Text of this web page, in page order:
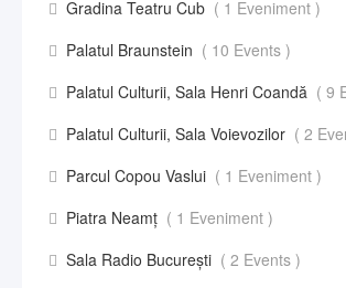
Gradina Teatru Cub ( 1 Eveniment )
Palatul Braunstein ( 10 Events )
Palatul Culturii, Sala Henri Coandă ( 9
Palatul Culturii, Sala Voievozilor ( 2
Parcul Copou Vaslui ( 1 Eveniment )
Piatra Neamț ( 1 Eveniment )
Sala Radio București ( 2 Events )